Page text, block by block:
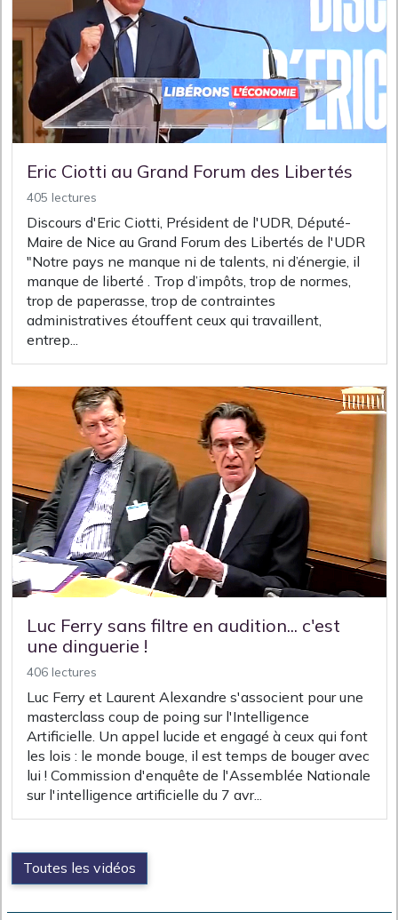
Eric Ciotti au Grand Forum des Libertés
405 lectures
Discours d'Eric Ciotti, Président de l'UDR, Député-
Maire de Nice au Grand Forum des Libertés de l'UDR
"Notre pays ne manque ni de talents, ni d’énergie, il
manque de liberté . Trop d’impôts, trop de normes,
trop de paperasse, trop de contraintes
administratives étouffent ceux qui travaillent,
entrep...
Luc Ferry sans filtre en audition... c'est
une dinguerie !
406 lectures
Luc Ferry et Laurent Alexandre s'associent pour une
masterclass coup de poing sur l'Intelligence
Artificielle. Un appel lucide et engagé à ceux qui font
les lois : le monde bouge, il est temps de bouger avec
lui ! Commission d'enquête de l'Assemblée Nationale
sur l'intelligence artificielle du 7 avr...
Toutes les vidéos